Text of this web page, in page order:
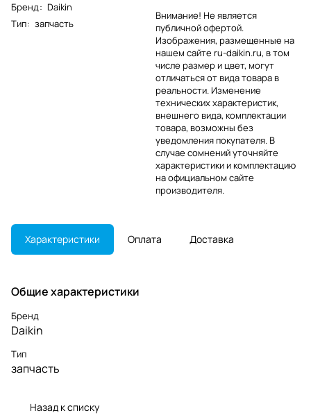
Бренд: Daikin
Тип: запчасть
Внимание! Не является
публичной офертой.
Изображения, размещенные на
нашем сайте ru-daikin.ru, в том
числе размер и цвет, могут
отличаться от вида товара в
реальности. Изменение
технических характеристик,
внешнего вида, комплектации
товара, возможны без
уведомления покупателя. В
случае сомнений уточняйте
характеристики и комплектацию
на официальном сайте
производителя.
Характеристики Оплата Доставка
Общие характеристики
Бренд
Daikin
Тип
запчасть
Назад к списку